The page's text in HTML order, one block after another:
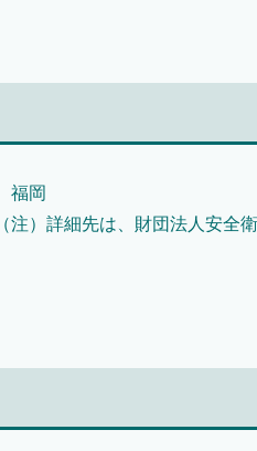
福岡
注）詳細先は、財団法人安全